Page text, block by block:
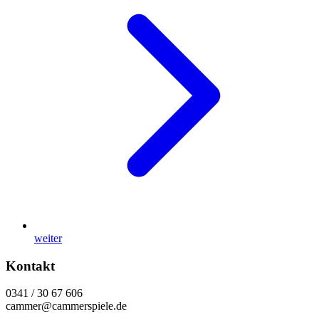
weiter
Kontakt
0341 / 30 67 606
cammer@cammerspiele.de